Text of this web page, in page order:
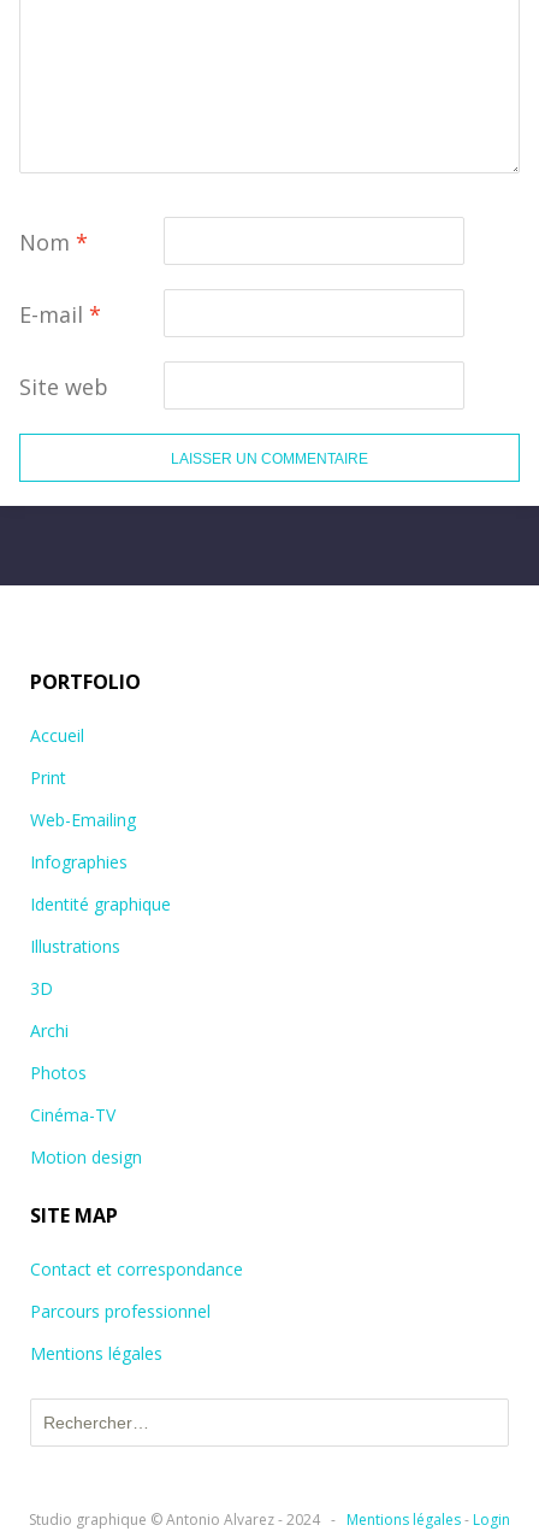
Nom *
E-mail *
Site web
PORTFOLIO
Accueil
Print
Web-Emailing
Infographies
Identité graphique
Illustrations
3D
Archi
Photos
Cinéma-TV
Motion design
SITE MAP
Contact et correspondance
Parcours professionnel
Mentions légales
Rechercher :
Studio graphique © Antonio Alvarez - 2024 - Mentions légales-Login